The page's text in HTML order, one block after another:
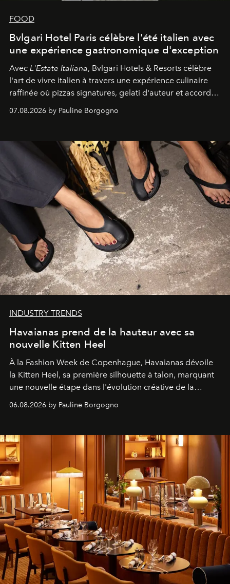
FOOD
Bvlgari Hotel Paris célèbre l'été italien avec
une expérience gastronomique d'exception
Avec L'Estate Italiana, Bvlgari Hotels & Resorts célèbre
l'art de vivre italien à travers une expérience culinaire
raffinée où pizzas signatures, gelati d'auteur et accords
d'exception composent un véritable voyage sensoriel.
07.08.2026 by Pauline Borgogno
INDUSTRY TRENDS
Havaianas prend de la hauteur avec sa
nouvelle Kitten Heel
À la Fashion Week de Copenhague, Havaianas dévoile
la Kitten Heel, sa première silhouette à talon, marquant
une nouvelle étape dans l'évolution créative de la
06.08.2026 by Pauline Borgogno